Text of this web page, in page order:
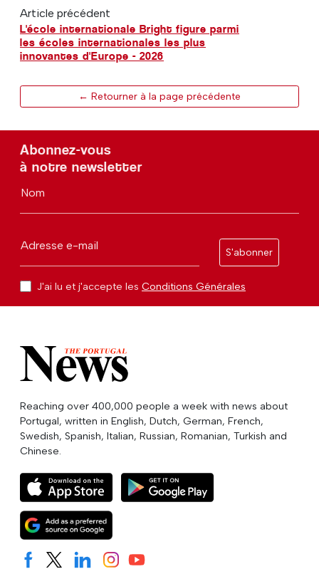
Article précédent
L'école internationale Bright figure parmi
les écoles internationales les plus
innovantes d'Europe - 2026
← Retourner à la page précédente
Abonnez-vous
à notre newsletter
Nom
Adresse e-mail
S'abonner
J'ai lu et j'accepte les Conditions Générales
Reaching over 400,000 people a week with news about
Portugal, written in English, Dutch, German, French,
Swedish, Spanish, Italian, Russian, Romanian, Turkish and
Chinese.